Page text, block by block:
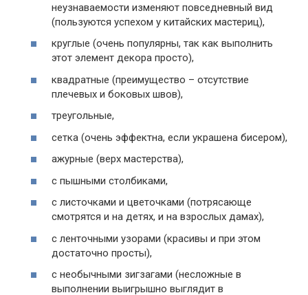
неузнаваемости изменяют повседневный вид
(пользуются успехом у китайских мастериц),
круглые (очень популярны, так как выполнить
этот элемент декора просто),
квадратные (преимущество – отсутствие
плечевых и боковых швов),
треугольные,
сетка (очень эффектна, если украшена бисером),
ажурные (верх мастерства),
с пышными столбиками,
с листочками и цветочками (потрясающе
смотрятся и на детях, и на взрослых дамах),
с ленточными узорами (красивы и при этом
достаточно просты),
с необычными зигзагами (несложные в
выполнении выигрышно выглядит в